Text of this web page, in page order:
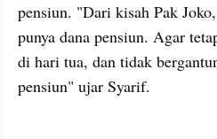
pensiun. "Dari kisah Pak
punya dana pensiun. Agar
di hari tua, dan tidak
pensiun" ujar Syarif.